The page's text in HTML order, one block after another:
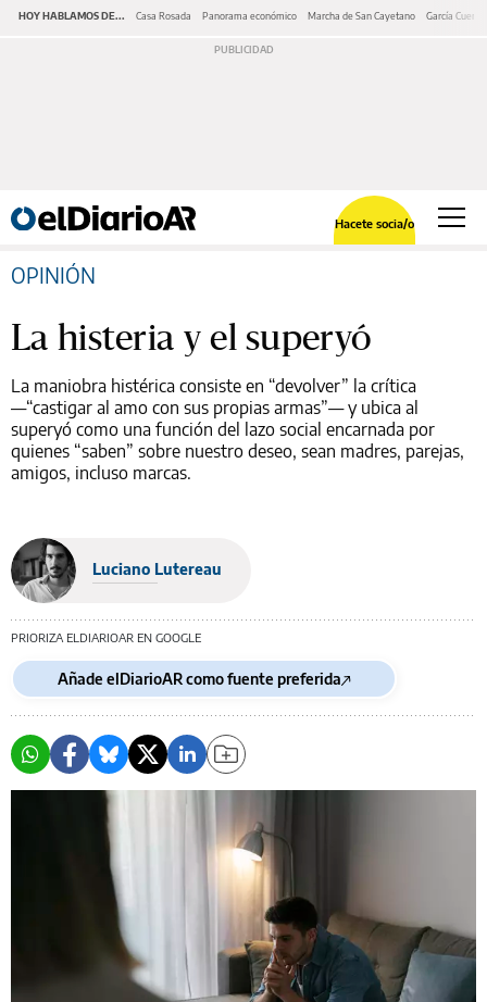
HOY HABLAMOS DE... Casa Rosada Panorama económico Marcha de San Cayetano García Cuerva
Hacete socia/o
OPINIÓN
La histeria y el superyó
La maniobra histérica consiste en “devolver” la crítica
—“castigar al amo con sus propias armas”— y ubica al
superyó como una función del lazo social encarnada por
quienes “saben” sobre nuestro deseo, sean madres, parejas,
amigos, incluso marcas.
Luciano Lutereau
PRIORIZA ELDIARIOAR EN GOOGLE
Añade elDiarioAR como fuente preferida